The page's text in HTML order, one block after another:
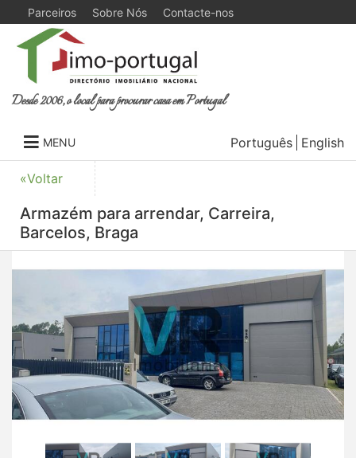
Parceiros Sobre Nós Contacte-nos
Desde 2006, o local para procurar casa em Portugal
MENU Português English
«Voltar
Armazém para arrendar, Carreira,
Barcelos, Braga